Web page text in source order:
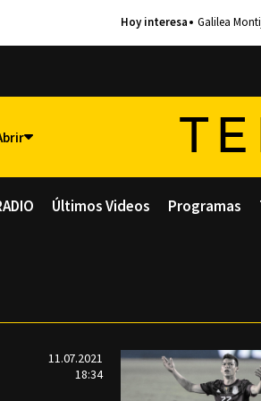
Galilea
Últimos Videos Programas
11.07.2021
18:34